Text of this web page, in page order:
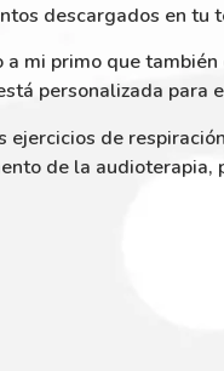
descargados en tu
a mi primo que
personalizada
ejercicios de
de la